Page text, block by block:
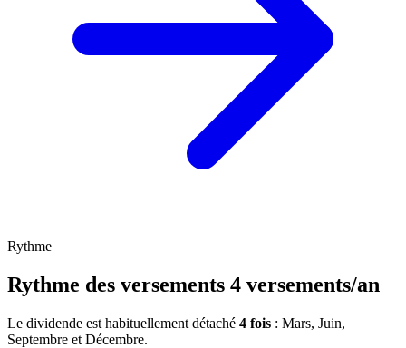
Rythme
Rythme des versements 4 versements/an
Le dividende est habituellement détaché 4 fois : Mars, Juin,
Septembre et Décembre.